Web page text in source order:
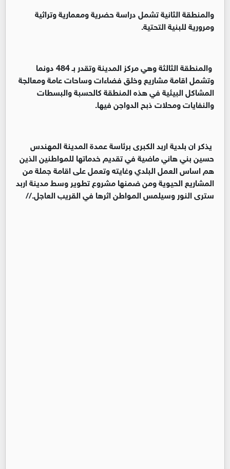
والمنطقة الثانية تشمل دراسة حضرية ومعمارية وتراثية
ومرورية للبنية التحتية.
والمنطقة الثالثة وهي مركز المدينة وتقدر بـ 484 دونما
وتشمل اقامة مشاريع وخلق فضاءات وساحات عامة ومعالجة
المشاكل البيئية في هذه المنطقة كالحسبة والبسطات
والنفايات ومحلات ذبح الدواجن فيها.
يذكر ان بلدية اربد الكبرى برئاسة عمدة المدينة المهندس
حسين بني هاني ماضية في تقديم خدماتها للمواطنين الذين
هم اساس العمل البلدي وغايته وتعمل على اقامة جملة من
المشاريع الحيوية ومن ضمنها مشروع تطوير وسط مدينة اربد
سترى النور وسيلمس المواطن اثرها في القريب العاجل.//